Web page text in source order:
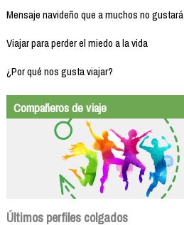
Mensaje navideño que a muchos no gustará
Viajar para perder el miedo a la vida
¿Por qué nos gusta viajar?
Compañeros de viaje
Últimos perfiles colgados